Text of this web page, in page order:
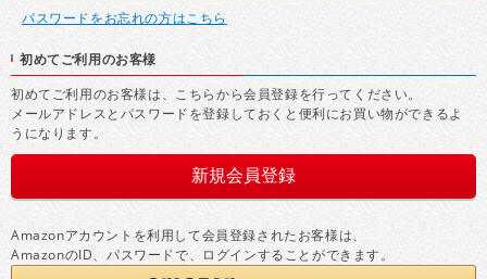
パスワードをお忘れの方はこちら
初めてご利用のお客様
初めてご利用のお客様は、こちらから会員登録を行ってください。
メールアドレスとパスワードを登録しておくと便利にお買い物ができるよ
うになります。
Amazonアカウントを利用して会員登録されたお客様は、
AmazonのID、パスワードで、ログインすることができます。